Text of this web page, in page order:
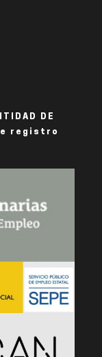
DE
registro